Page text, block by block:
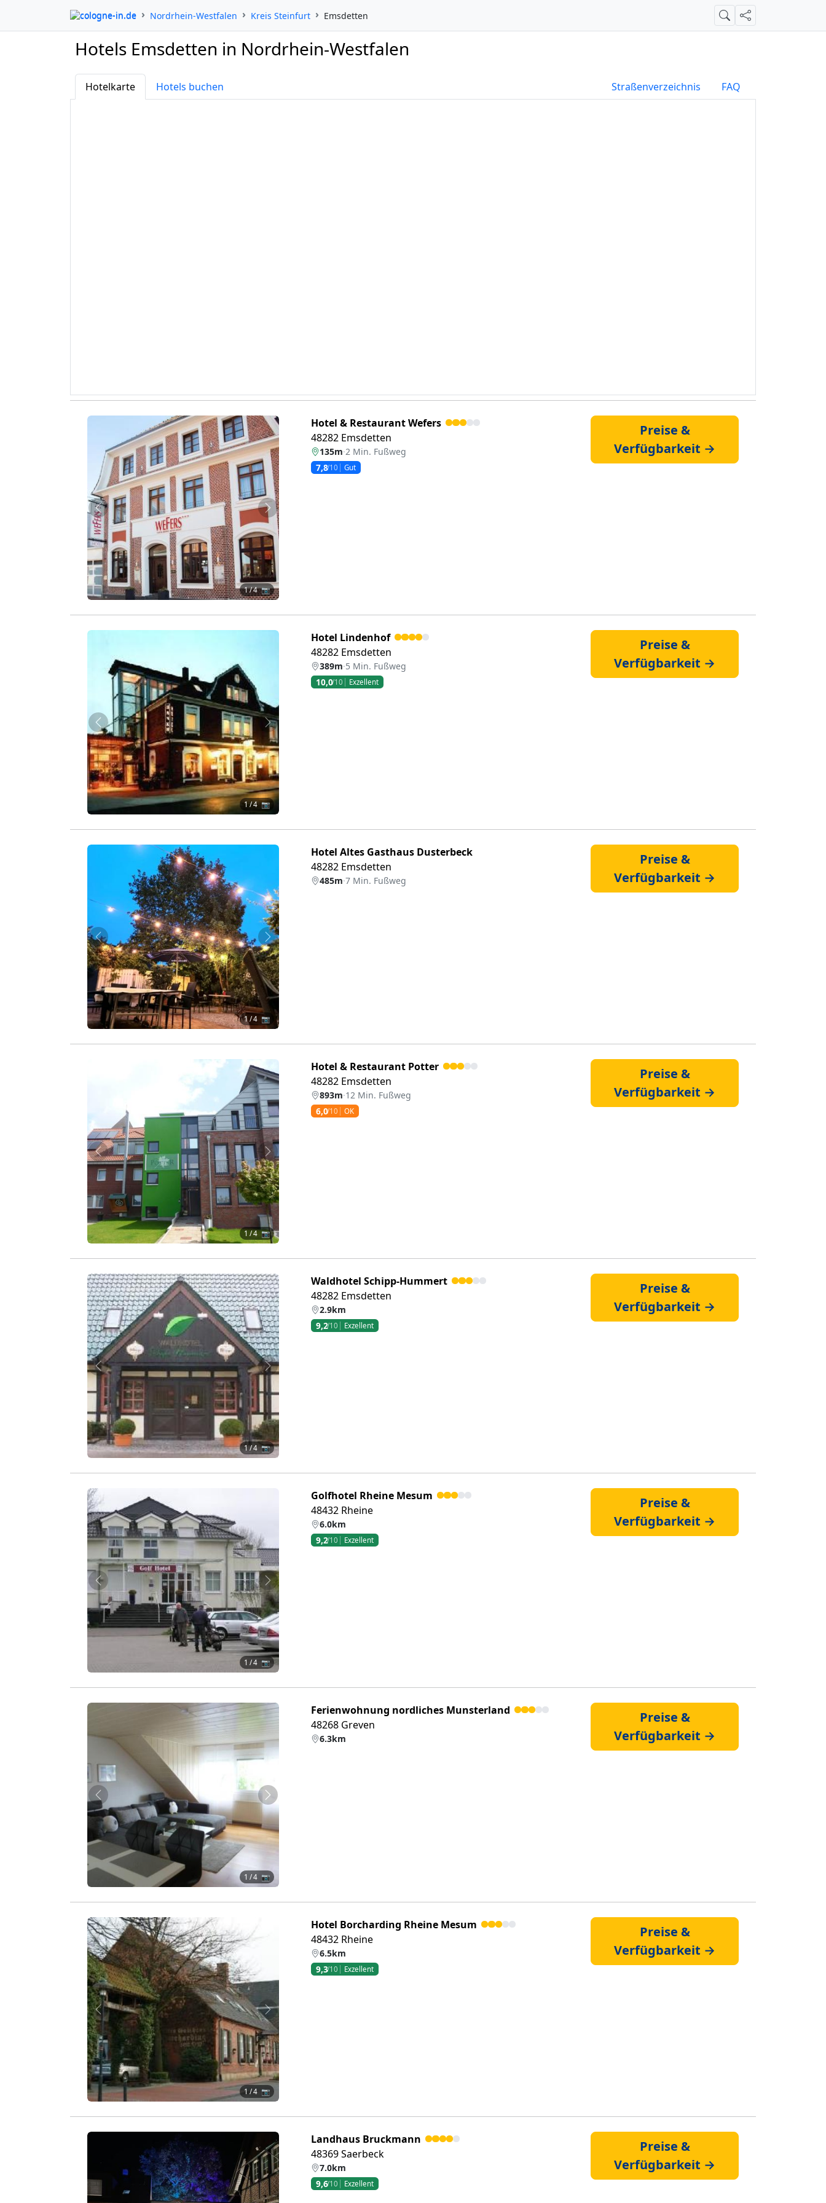
cologne-in.de Nordrhein-Westfalen Kreis Steinfurt Emsdetten SucheTeilen
Hotels Emsdetten in Nordrhein-Westfalen
Hotelkarte Hotels buchen Straßenverzeichnis FAQ
Zurück Weiter
1/ 4 📷
Hotel & Restaurant Wefers
48282 Emsdetten
135m·2 Min. Fußweg
7,8/10 Gut
Preise &
Verfügbarkeit →
Zurück Weiter
1/ 4 📷
Hotel Lindenhof
48282 Emsdetten
389m·5 Min. Fußweg
10,0/10 Exzellent
Preise &
Verfügbarkeit →
Zurück Weiter
1/ 4 📷
Hotel Altes Gasthaus Dusterbeck
48282 Emsdetten
485m·7 Min. Fußweg
Preise &
Verfügbarkeit →
Zurück Weiter
1 / 4 📷
Hotel & Restaurant Potter
48282 Emsdetten
893m·12 Min. Fußweg
6,0/10 OK
Preise &
Verfügbarkeit →
Zurück Weiter
1/ 4 📷
Waldhotel Schipp-Hummert
48282 Emsdetten
2.9km
9,2/10 Exzellent
Preise &
Verfügbarkeit →
Zurück Weiter
1 / 4 📷
Golfhotel Rheine Mesum
48432 Rheine
6.0km
9,2/10 Exzellent
Preise &
Verfügbarkeit →
Zurück Weiter
1 / 4 📷
Ferienwohnung nordliches Munsterland
48268 Greven
6.3km
Preise &
Verfügbarkeit →
Zurück Weiter
1 / 4 📷
Hotel Borcharding Rheine Mesum
48432 Rheine
6.5km
9,3/10 Exzellent
Preise &
Verfügbarkeit →
Landhaus Bruckmann
48369 Saerbeck
7.0km
9,6/10 Exzellent
Preise &
Verfügbarkeit →